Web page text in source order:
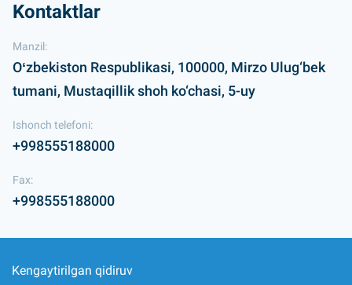
Kontaktlar
Manzil:
Oʻzbekiston Respublikasi, 100000, Mirzo Ulug‘bek
tumani, Mustaqillik shoh ko‘chasi, 5-uy
Ishonch telefoni:
+998555188000
Fax:
+998555188000
Kengaytirilgan qidiruv